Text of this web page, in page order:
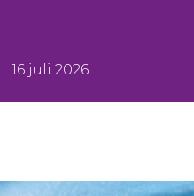
16 juli 2026